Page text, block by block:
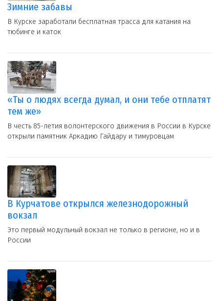
Зимние забавы
В Курске заработали бесплатная трасса для катания на
тюбинге и каток
«Ты о людях всегда думал, и они тебе отплатят
тем же»
В честь 85-летия волонтерского движения в России в Курске
открыли памятник Аркадию Гайдару и тимуровцам
В Курчатове открылся железнодорожный
вокзал
Это первый модульный вокзал не только в регионе, но и в
России